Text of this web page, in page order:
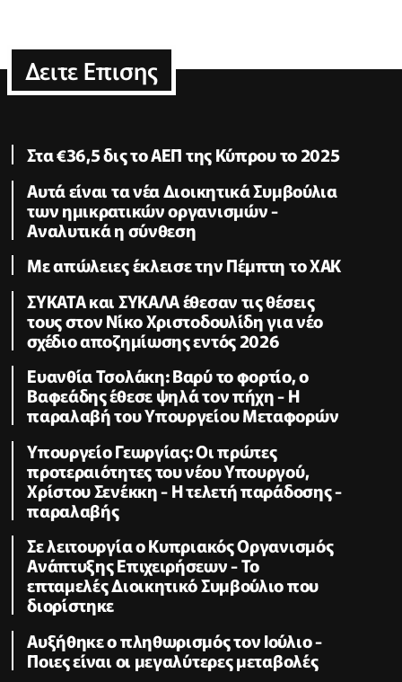
Δειτε Επισης
Στα €36,5 δις το ΑΕΠ της Κύπρου το 2025
Αυτά είναι τα νέα Διοικητικά Συμβούλια
των ημικρατικών οργανισμών -
Αναλυτικά η σύνθεση
Με απώλειες έκλεισε την Πέμπτη το ΧΑΚ
ΣΥΚΑΤΑ και ΣΥΚΑΛΑ έθεσαν τις θέσεις
τους στον Νίκο Χριστοδουλίδη για νέο
σχέδιο αποζημίωσης εντός 2026
Ευανθία Τσολάκη: Βαρύ το φορτίο, ο
Βαφεάδης έθεσε ψηλά τον πήχη - Η
παραλαβή του Υπουργείου Μεταφορών
Υπουργείο Γεωργίας: Οι πρώτες
προτεραιότητες του νέου Υπουργού,
Χρίστου Σενέκκη - Η τελετή παράδοσης -
παραλαβής
Σε λειτουργία ο Κυπριακός Οργανισμός
Ανάπτυξης Επιχειρήσεων - To
επταμελές Διοικητικό Συμβούλιο που
διορίστηκε
Aυξήθηκε o πληθωρισμός τον Ιούλιο -
Ποιες είναι οι μεγαλύτερες μεταβολές